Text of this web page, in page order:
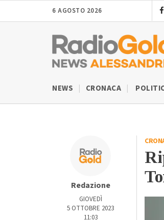
6 AGOSTO 2026
NEWS CRONACA
Redazione
GIOVEDÌ
5 OTTOBRE 2023
11:03